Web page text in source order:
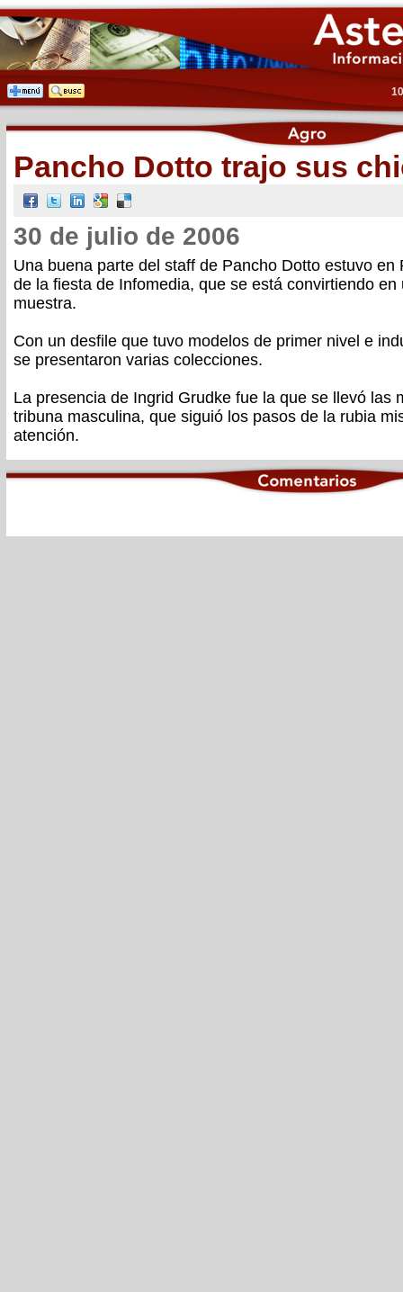
Pancho Dotto trajo sus
30 de julio de 2006
Una buena parte del staff de Pancho Dotto estuvo en
de la fiesta de Infomedia, que se está convirtiendo en
muestra.
Con un desfile que tuvo modelos de primer nivel e
se presentaron varias colecciones.
La presencia de Ingrid Grudke fue la que se llevó las
tribuna masculina, que siguió los pasos de la rubia
atención.